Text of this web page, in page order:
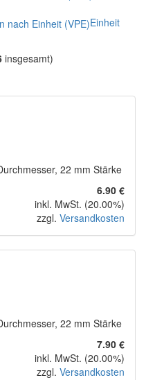
Einheit
insgesamt)
22 mm Stärke
6.90 €
inkl. MwSt. (20.00%)
zzgl. Versandkosten
22 mm Stärke
7.90 €
inkl. MwSt. (20.00%)
zzgl. Versandkosten